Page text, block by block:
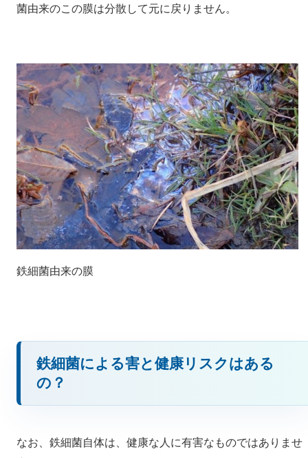
菌由来のこの膜は分散して元に戻りません。
鉄細菌由来の膜
鉄細菌による害と健康リスクはある
の？
なお、鉄細菌自体は、健康な人に有害なものではありませ